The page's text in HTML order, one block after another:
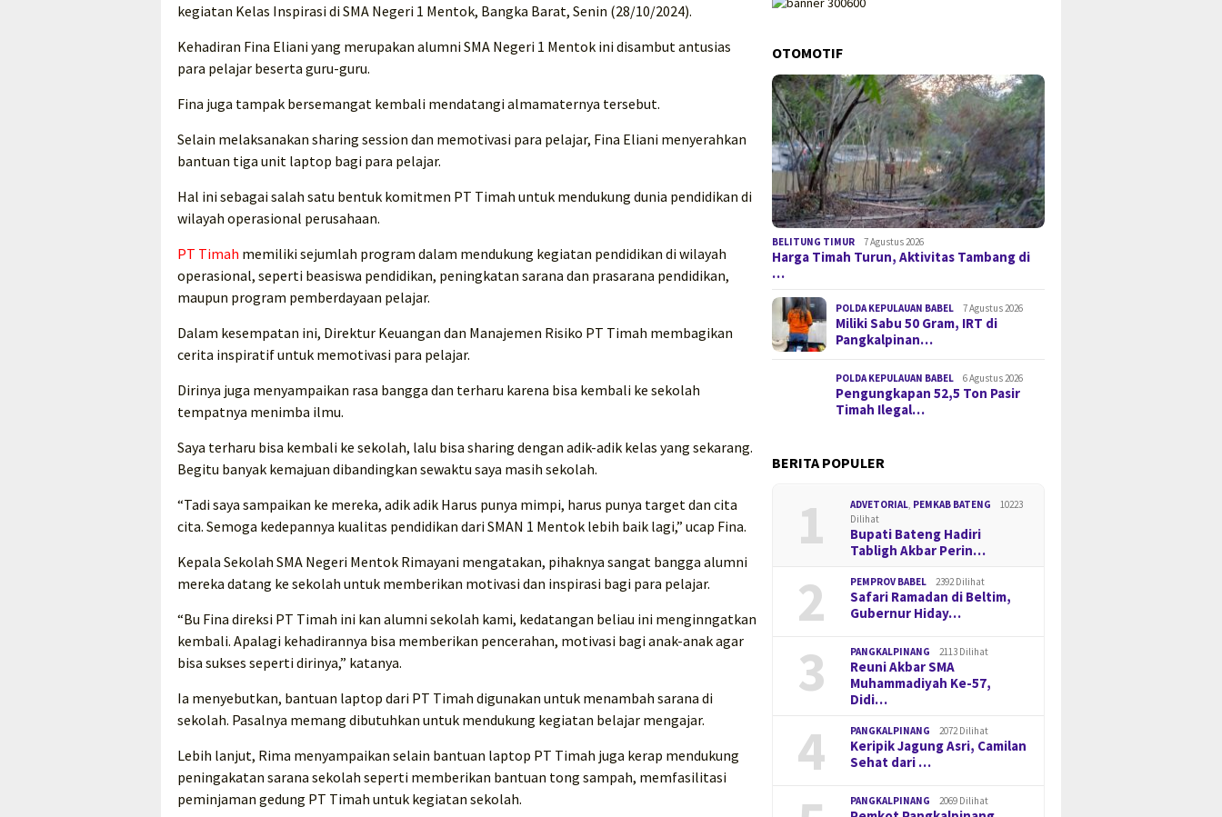
kegiatan Kelas Inspirasi di SMA Negeri 1 Mentok, Bangka Barat, Senin (28/10/2024).
Kehadiran Fina Eliani yang merupakan alumni SMA Negeri 1 Mentok ini disambut antusias
para pelajar beserta guru-guru.
Fina juga tampak bersemangat kembali mendatangi almamaternya tersebut.
Selain melaksanakan sharing session dan memotivasi para pelajar, Fina Eliani menyerahkan
bantuan tiga unit laptop bagi para pelajar.
Hal ini sebagai salah satu bentuk komitmen PT Timah untuk mendukung dunia pendidikan di
wilayah operasional perusahaan.
PT Timah memiliki sejumlah program dalam mendukung kegiatan pendidikan di wilayah
operasional, seperti beasiswa pendidikan, peningkatan sarana dan prasarana pendidikan,
maupun program pemberdayaan pelajar.
Dalam kesempatan ini, Direktur Keuangan dan Manajemen Risiko PT Timah membagikan
cerita inspiratif untuk memotivasi para pelajar.
Dirinya juga menyampaikan rasa bangga dan terharu karena bisa kembali ke sekolah
tempatnya menimba ilmu.
Saya terharu bisa kembali ke sekolah, lalu bisa sharing dengan adik-adik kelas yang sekarang.
Begitu banyak kemajuan dibandingkan sewaktu saya masih sekolah.
“Tadi saya sampaikan ke mereka, adik adik Harus punya mimpi, harus punya target dan cita
cita. Semoga kedepannya kualitas pendidikan dari SMAN 1 Mentok lebih baik lagi,” ucap Fina.
Kepala Sekolah SMA Negeri Mentok Rimayani mengatakan, pihaknya sangat bangga alumni
mereka datang ke sekolah untuk memberikan motivasi dan inspirasi bagi para pelajar.
“Bu Fina direksi PT Timah ini kan alumni sekolah kami, kedatangan beliau ini menginngatkan
kembali. Apalagi kehadirannya bisa memberikan pencerahan, motivasi bagi anak-anak agar
bisa sukses seperti dirinya,” katanya.
Ia menyebutkan, bantuan laptop dari PT Timah digunakan untuk menambah sarana di
sekolah. Pasalnya memang dibutuhkan untuk mendukung kegiatan belajar mengajar.
Lebih lanjut, Rima menyampaikan selain bantuan laptop PT Timah juga kerap mendukung
peningakatan sarana sekolah seperti memberikan bantuan tong sampah, memfasilitasi
peminjaman gedung PT Timah untuk kegiatan sekolah.
OTOMOTIF
BELITUNG TIMUR 7 Agustus 2026
Harga Timah Turun, Aktivitas Tambang di
…
POLDA KEPULAUAN BABEL 7 Agustus 2026
Miliki Sabu 50 Gram, IRT di
Pangkalpinan…
POLDA KEPULAUAN BABEL 6 Agustus 2026
Pengungkapan 52,5 Ton Pasir
Timah Ilegal…
BERITA POPULER
1 ADVETORIAL, PEMKAB BATENG
10223
Dilihat
Bupati Bateng Hadiri
Tabligh Akbar Perin…
2 PEMPROV BABEL 2392 Dilihat
Safari Ramadan di Beltim,
Gubernur Hiday…
3 PANGKALPINANG 2113 Dilihat
Reuni Akbar SMA
Muhammadiyah Ke-57,
Didi…
4 PANGKALPINANG 2072 Dilihat
Keripik Jagung Asri, Camilan
Sehat dari …
PANGKALPINANG 2069 Dilihat